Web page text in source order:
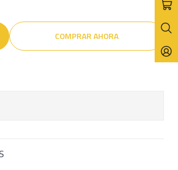
COMPRAR AHORA